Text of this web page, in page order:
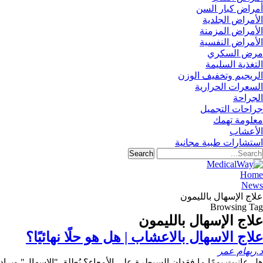
أمراض كبار السن
الأمراض الجلدية
الأمراض المزمنة
الأمراض النفسية
مرض السكري
التغذية السليمة
الريجيم وتخفيف الوزن
السعرات الحرارية
الجراحة
جراحات التجميل
معلومة تهمك
الأعشاب
استشارات طبية مجانية
Home
News
علاج الإسهال بالليمون
Browsing Tag
علاج الإسهال بالليمون
علاج الاسهال بالاعشاب | هل هو حلًا نهائيًا؟
د.ريهام عمر